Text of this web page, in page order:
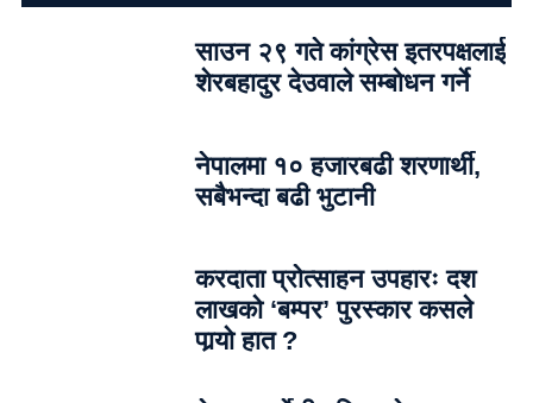
साउन २९ गते कांग्रेस इतरपक्षलाई
शेरबहादुर देउवाले सम्बोधन गर्ने
नेपालमा १० हजारबढी शरणार्थी,
सबैभन्दा बढी भुटानी
करदाता प्रोत्साहन उपहारः दश
लाखको ‘बम्पर’ पुरस्कार कसले
पार्‍याे हात ?